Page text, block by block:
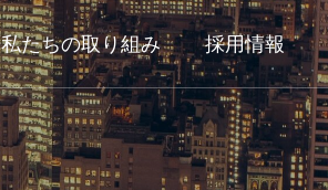
私たちの取り組み 採用情報